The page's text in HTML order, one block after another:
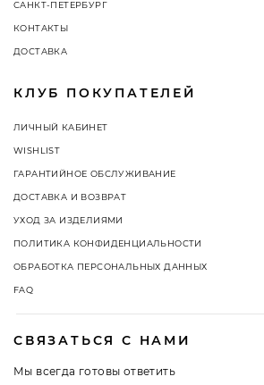
САНКТ-ПЕТЕРБУРГ
КОНТАКТЫ
ДОСТАВКА
КЛУБ ПОКУПАТЕЛЕЙ
ЛИЧНЫЙ КАБИНЕТ
WISHLIST
ГАРАНТИЙНОЕ ОБСЛУЖИВАНИЕ
ДОСТАВКА И ВОЗВРАТ
УХОД ЗА ИЗДЕЛИЯМИ
ПОЛИТИКА КОНФИДЕНЦИАЛЬНОСТИ
ОБРАБОТКА ПЕРСОНАЛЬНЫХ ДАННЫХ
FAQ
СВЯЗАТЬСЯ С НАМИ
Мы всегда готовы ответить